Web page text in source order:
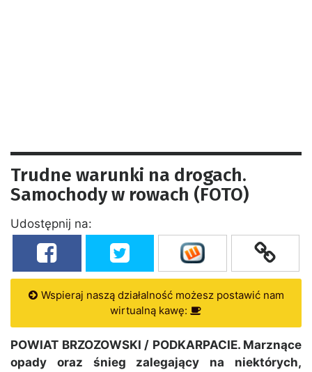
Trudne warunki na drogach.
Samochody w rowach (FOTO)
Udostępnij na:
Wspieraj naszą działalność możesz postawić nam
wirtualną kawę:
POWIAT BRZOZOWSKI / PODKARPACIE. Marznące
opady oraz śnieg zalegający na niektórych,